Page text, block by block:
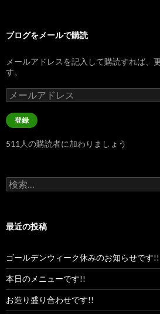
ブログをメールで購読
メールアドレスを記入して購読すれば、
す。
メ
ー
ル
ア
レ
登録
511人の購読者に加わりましょう
検
索:
最近の投稿
ゴールデンウィーク休みのお知らせです!!
本日のメニューです!!
お造り盛り合わせです!!